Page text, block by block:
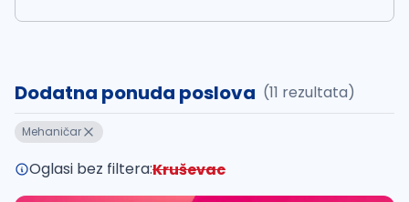
Provera stanja opreme...
Dodatna ponuda poslova (11 rezultata)
Mehaničar
Oglasi bez filtera:Kruševac